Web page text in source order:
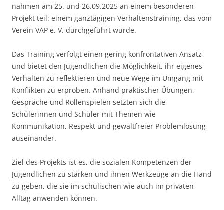
nahmen am 25. und 26.09.2025 an einem besonderen
Projekt teil: einem ganztägigen Verhaltenstraining, das vom
Verein VAP e. V. durchgeführt wurde.
Das Training verfolgt einen gering konfrontativen Ansatz
und bietet den Jugendlichen die Möglichkeit, ihr eigenes
Verhalten zu reflektieren und neue Wege im Umgang mit
Konflikten zu erproben. Anhand praktischer Übungen,
Gespräche und Rollenspielen setzten sich die
Schülerinnen und Schüler mit Themen wie
Kommunikation, Respekt und gewaltfreier Problemlösung
auseinander.
Ziel des Projekts ist es, die sozialen Kompetenzen der
Jugendlichen zu stärken und ihnen Werkzeuge an die Hand
zu geben, die sie im schulischen wie auch im privaten
Alltag anwenden können.